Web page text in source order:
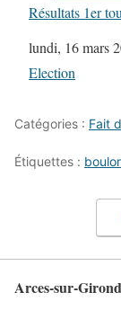
Résultats 1er
Date
lundi, 16 mars
Par rapport à
Election
Catégories : Fait
Étiquettes :
Arces-sur-